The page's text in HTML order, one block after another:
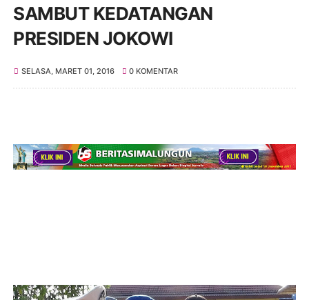
SAMBUT KEDATANGAN
PRESIDEN JOKOWI
SELASA, MARET 01, 2016 0 KOMENTAR